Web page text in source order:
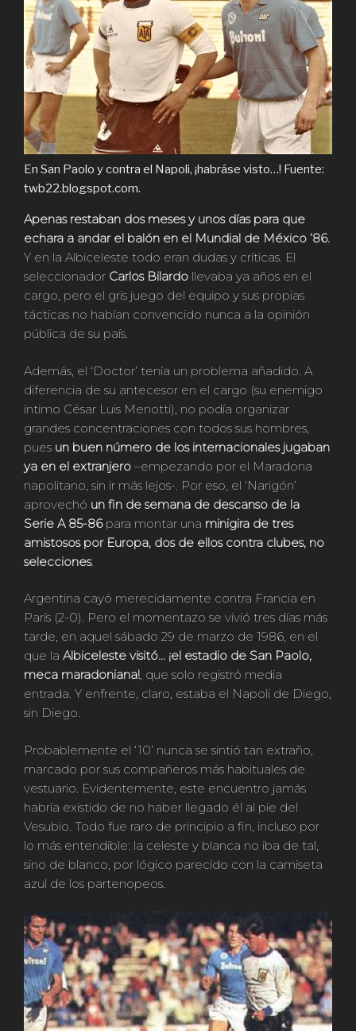
En San Paolo y contra el Napoli, ¡habráse visto…! Fuente:
twb22.blogspot.com.
Apenas restaban dos meses y unos días para que
echara a andar el balón en el Mundial de México ’86.
Y en la Albiceleste todo eran dudas y críticas. El
seleccionador Carlos Bilardo llevaba ya años en el
cargo, pero el gris juego del equipo y sus propias
tácticas no habían convencido nunca a la opinión
pública de su país.
Además, el ‘Doctor’ tenía un problema añadido. A
diferencia de su antecesor en el cargo (su enemigo
íntimo César Luis Menotti), no podía organizar
grandes concentraciones con todos sus hombres,
pues un buen número de los internacionales jugaban
ya en el extranjero –empezando por el Maradona
napolitano, sin ir más lejos-. Por eso, el ‘Narigón’
aprovechó un fin de semana de descanso de la
Serie A 85-86para montar una minigira de tres
amistosos por Europa, dos de ellos contra clubes, no
selecciones.
Argentina cayó merecidamente contra Francia en
París (2-0). Pero el momentazo se vivió tres días más
tarde, en aquel sábado 29 de marzo de 1986, en el
que la Albiceleste visitó… ¡el estadio de San Paolo,
meca maradoniana!, que solo registró media
entrada. Y enfrente, claro, estaba el Napoli de Diego,
sin Diego.
Probablemente el ‘10’ nunca se sintió tan extraño,
marcado por sus compañeros más habituales de
vestuario. Evidentemente, este encuentro jamás
habría existido de no haber llegado él al pie del
Vesubio. Todo fue raro de principio a fin, incluso por
lo más entendible: la celeste y blanca no iba de tal,
sino de blanco, por lógico parecido con la camiseta
azul de los partenopeos.